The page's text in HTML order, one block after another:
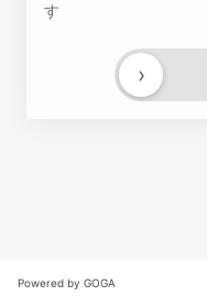
す
›
Powered by GOGA